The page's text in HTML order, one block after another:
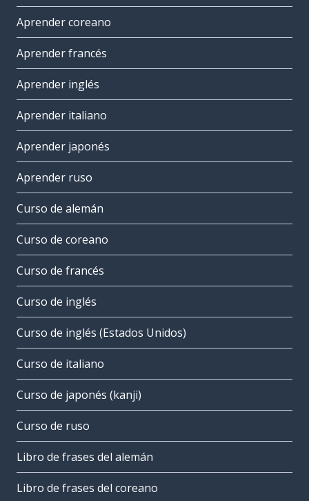
Aprender coreano
Aprender francés
Aprender inglés
Aprender italiano
Aprender japonés
Aprender ruso
Curso de alemán
Curso de coreano
Curso de francés
Curso de inglés
Curso de inglés (Estados Unidos)
Curso de italiano
Curso de japonés (kanji)
Curso de ruso
Libro de frases del alemán
Libro de frases del coreano